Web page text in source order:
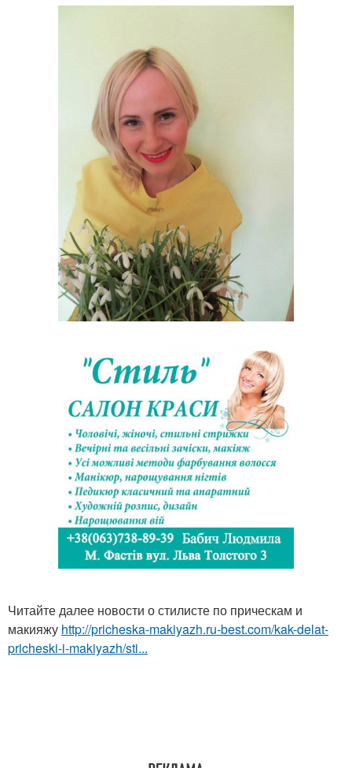
Читайте далее новости о стилисте по прическам и
макияжу http://pricheska-makiyazh.ru-best.com/kak-delat-
pricheski-i-makiyazh/sti...